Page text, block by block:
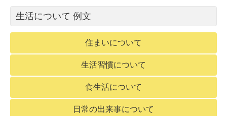
生活について 例文
住まいについて
生活習慣について
食生活について
日常の出来事について